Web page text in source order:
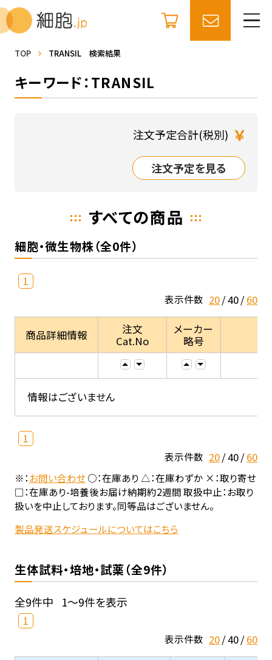
TOP TRANSIL 検索結果
キーワード：TRANSIL
注文予定合計(税別) ￥
注文予定を見る
すべての商品
細胞・微生物株（全0件）
1
表示件数 20 40 60
商品詳細情報
注文
Cat.No
メーカー
略号
情報はございません
1
表示件数 20 40 60
※：お問い合わせ○：在庫あり △：在庫わずか ×：取り寄せ
□：在庫あり-培養後お届け納期約2週間 取扱中止：お取り
扱いを中止しております。同等品はございません。
製品発送スケジュールについてはこちら
生体試料・培地・試薬（全9件）
全9件中 1～9件を表示
1
表示件数 20 40 60